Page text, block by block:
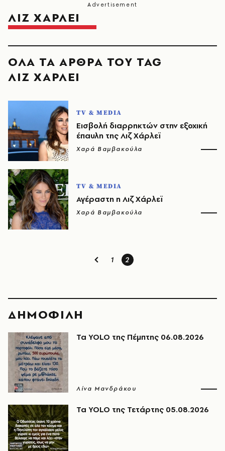
ΛΙΖ ΧΑΡΛΕΙ
ΟΛΑ ΤΑ ΑΡΘΡΑ ΤΟΥ TAG
ΛΙΖ ΧΑΡΛΕΙ
TV & MEDIA
Εισβολή διαρρηκτών στην εξοχική
έπαυλη της Λιζ Χάρλεϊ
Χαρά Βαμβακούλα
TV & MEDIA
Αγέραστη η Λιζ Χάρλεϊ
Χαρά Βαμβακούλα
1 2
ΔΗΜΟΦΙΛΗ
Τα YOLO της Πέμπτης 06.08.2026
Λίνα Μανδράκου
Τα YOLO της Τετάρτης 05.08.2026